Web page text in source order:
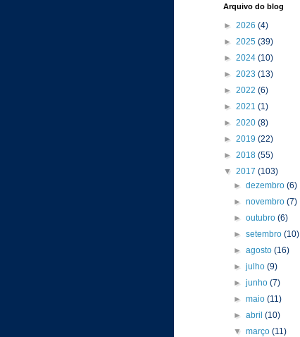
Arquivo do blog
► 2026 (4)
► 2025 (39)
► 2024 (10)
► 2023 (13)
► 2022 (6)
► 2021 (1)
► 2020 (8)
► 2019 (22)
► 2018 (55)
▼ 2017 (103)
►dezembro(6)
►novembro(7)
►outubro(6)
►setembro(10)
►agosto(16)
►julho(9)
►junho(7)
►maio(11)
►abril(10)
▼março(11)